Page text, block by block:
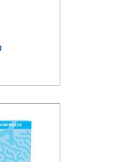
Tilføj til ønskeseddel